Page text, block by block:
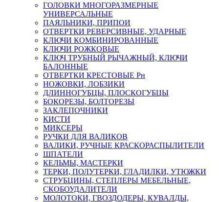
ГОЛОВКИ МНОГОРАЗМЕРНЫЕ
УНИВЕРСАЛЬНЫЕ
ПАЯЛЬНИКИ, ПРИПОИ
ОТВЕРТКИ РЕВЕРСИВНЫЕ, УДАРНЫЕ
КЛЮЧИ КОМБИНИРОВАННЫЕ
КЛЮЧИ РОЖКОВЫЕ
КЛЮЧ ТРУБНЫЙ РЫЧАЖНЫЙ, КЛЮЧИ
БАЛОННЫЕ
ОТВЕРТКИ КРЕСТОВЫЕ Рн
НОЖОВКИ, ЛОБЗИКИ
ДЛИННОГУБЦЫ, ПЛОСКОГУБЦЫ
БОКОРЕЗЫ, БОЛТОРЕЗЫ
ЗАКЛЕПОЧНИКИ
КИСТИ
МИКСЕРЫ
РУЧКИ ДЛЯ ВАЛИКОВ
ВАЛИКИ, РУЧНЫЕ КРАСКОРАСПЫЛИТЕЛИ
ШПАТЕЛИ
КЕЛЬМЫ, МАСТЕРКИ
ТЕРКИ, ПОЛУТЕРКИ, ГЛАДИЛКИ, УТЮЖКИ
СТРУБЦИНЫ, СТЕПЛЕРЫ МЕБЕЛЬНЫЕ,
СКОБОУДАЛИТЕЛИ
МОЛОТОКИ, ГВОЗДОДЕРЫ, КУВАЛДЫ,